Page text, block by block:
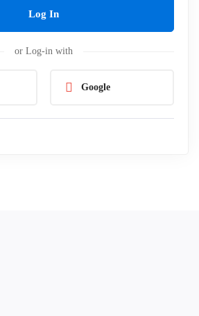
Log In
or Log-in with
Google